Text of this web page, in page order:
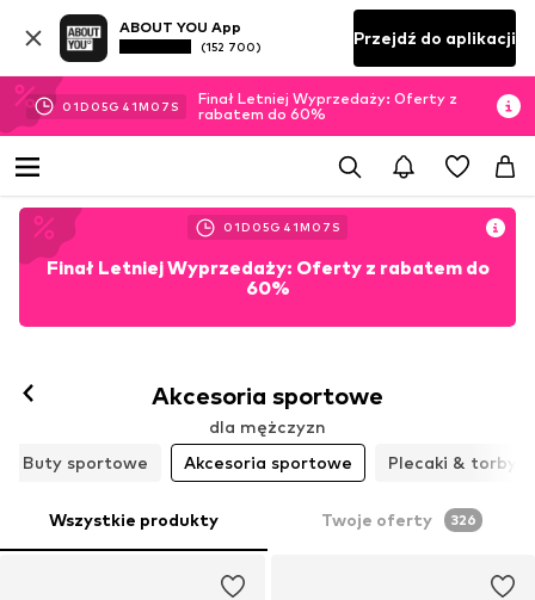
ABOUT YOU App
(152 700) Przejdź do aplikacji
01D 05G 41M 05 S
Finał Letniej Wyprzedaży: Oferty z
rabatem do 60%
01D 05G 41M 05 S
Finał Letniej Wyprzedaży: Oferty z rabatem do
60%
Akcesoria sportowe
dla mężczyzn
Buty sportowe
Akcesoria sportowe Plecaki & torby
Wszystkie produkty Twoje oferty 326